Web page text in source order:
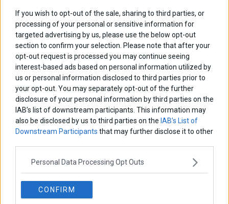
If you wish to opt-out of the sale, sharing to third parties, or
processing of your personal or sensitive information for
targeted advertising by us, please use the below opt-out
section to confirm your selection. Please note that after your
opt-out request is processed you may continue seeing
interest-based ads based on personal information utilized by
us or personal information disclosed to third parties prior to
your opt-out. You may separately opt-out of the further
disclosure of your personal information by third parties on the
IAB’s list of downstream participants. This information may
also be disclosed by us to third parties on the IAB’s List of
Downstream Participants that may further disclose it to other
Personal Data Processing Opt Outs
CONFIRM
ΑΡΘΡΟΓΡΑΦΟΙ
Ελευθερία Κούρταλη
Οι «τιμωροί» των ομολόγων επέστρεψαν
Η αληθινή παιδεία ξεκινά από την ψυχή…
Σταματίνα Σταματάκου